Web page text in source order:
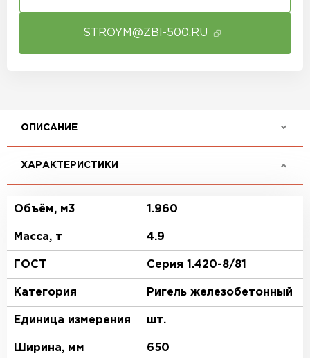
STROYM@ZBI-500.RU
ОПИСАНИЕ
ХАРАКТЕРИСТИКИ
Объём, м3 1.960
Масса, т 4.9
ГОСТ Серия 1.420-8/81
Категория Ригель железобетонный
Единица измерения шт.
Ширина, мм 650